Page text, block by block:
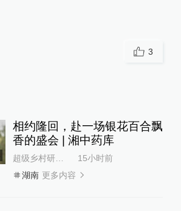
3
相约隆回，赴一场银花百合飘
香的盛会 | 湘中药库
超级乡村研究所
15小时前
湖南 更多内容